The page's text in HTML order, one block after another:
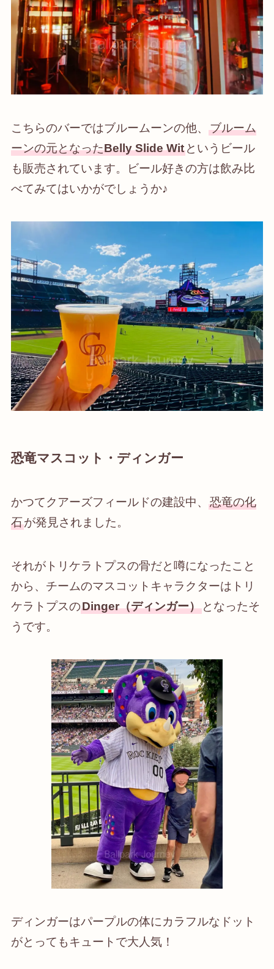
こちらのバーではブルームーンの他、 ブルーム
ーンの元となったBelly Slide Witというビール
も販売されています。ビール好きの方は飲み比
べてみてはいかがでしょうか♪
恐竜マスコット・ディンガー
かつてクアーズフィールドの建設中、 恐竜の化
石が発見されました。
それがトリケラトプスの骨だと噂になったこと
から、チームのマスコットキャラクターはトリ
ケラトプスのDinger（ディンガー）となったそ
うです。
ディンガーはパープルの体にカラフルなドット
がとってもキュートで大人気！